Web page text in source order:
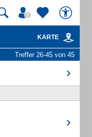
KARTE
Treffer 26-45 von 45